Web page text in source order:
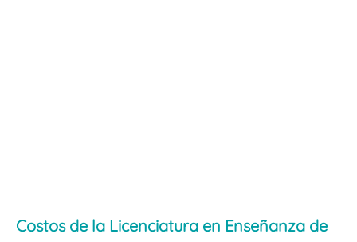
Costos de la Licenciatura en Enseñanza de